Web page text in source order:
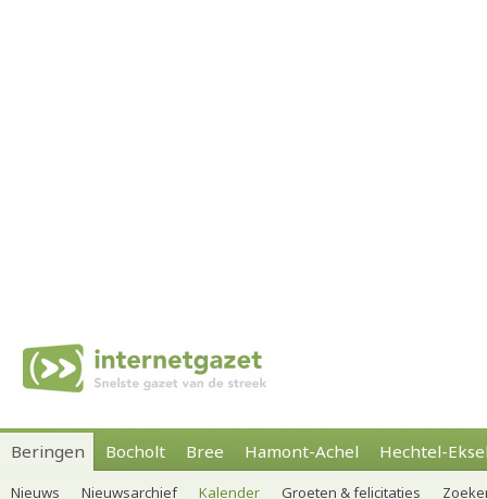
Beringen Bocholt Bree Hamont-Achel Hechtel-
Nieuws Nieuwsarchief Kalender Groeten & felicitaties